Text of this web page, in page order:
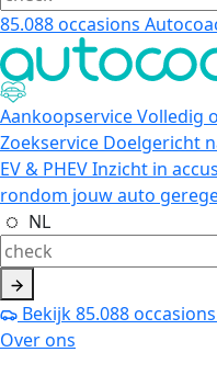
85.088occasions
AankoopserviceVolledig
Zoekservice Doelgericht
EV & PHEVInzicht in
rondom jouw auto
NL
Bekijk85.088occasions
Over ons